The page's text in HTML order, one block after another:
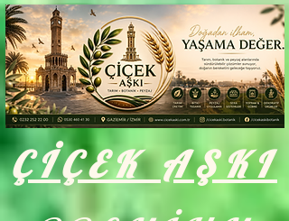
ÇİÇEK AŞKI